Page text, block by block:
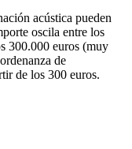
acústica pueden
oscila entre los
300.000 euros (muy
de
de los 300 euros.